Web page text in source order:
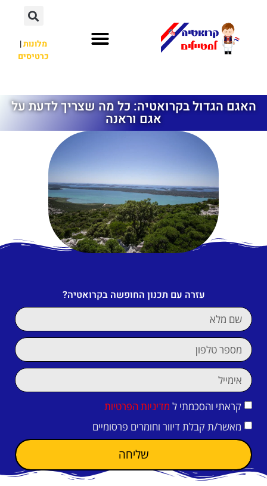
מלונות|
כרטיסים
האגם הגדול בקרואטיה: כל מה שצריך לדעת על
אגם וראנה
עזרה עם תכנון החופשה בקרואטיה?
קראתי והסכמתי ל מדיניות הפרטיות
מאשר/ת קבלת דיוור וחומרים פרסומיים
שליחה